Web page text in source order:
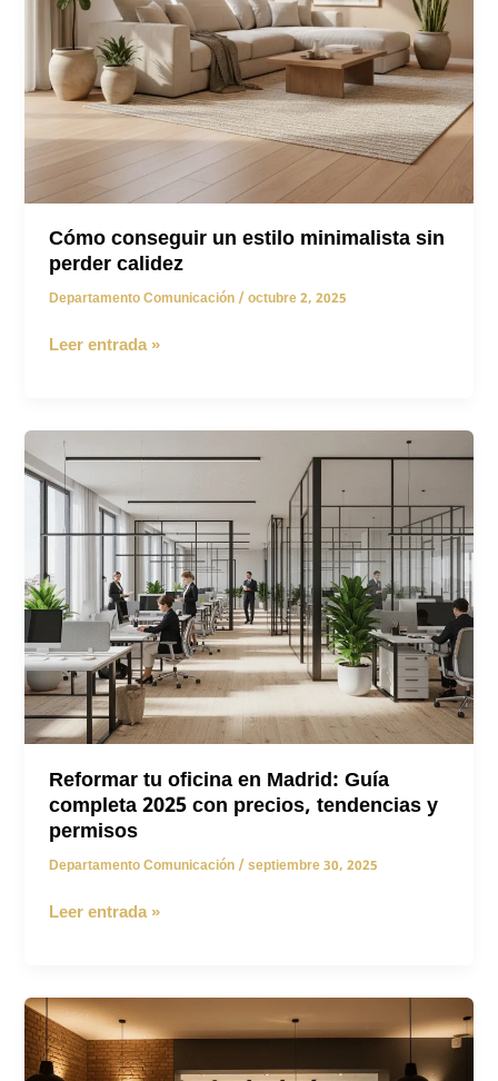
Cómo conseguir un estilo minimalista sin
perder calidez
Departamento Comunicación/octubre 2, 2025
Cómo
estilo
minimalista
sin
perder
calidez
Leer entrada »
Reformar tu oficina en Madrid: Guía
completa 2025 con precios, tendencias y
permisos
Departamento Comunicación/septiembre 30, 2025
Reformar
en
Madrid:
Guía
completa
Leer entrada »